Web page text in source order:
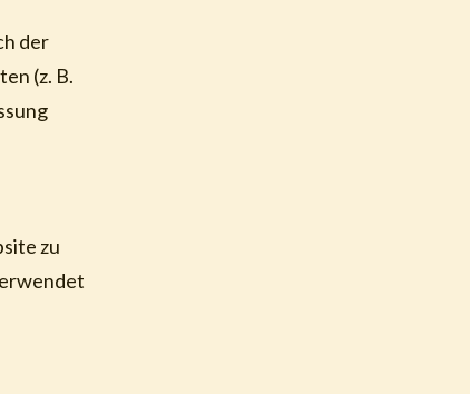
der
(z. B.
zu